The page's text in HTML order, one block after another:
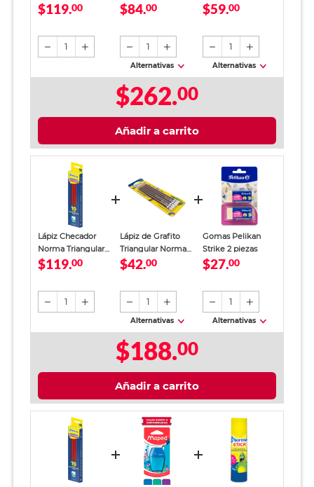
Rojo 10 piezas
$119.00
1
Color Raya 100
$84.00
1
Alternativas
Punto fino / Tinta
$59.00
1
Alternativas
$262.00
Añadir a carrito
Lápiz Checador
Norma Triangular
Rojo 10 piezas
$119.00
1
Lápiz de Grafito
Triangular Norma
2HB 6 piezas
$42.00
1
Alternativas
Gomas Pelikan
Strike 2 piezas
$27.00
1
Alternativas
$188.00
Añadir a carrito